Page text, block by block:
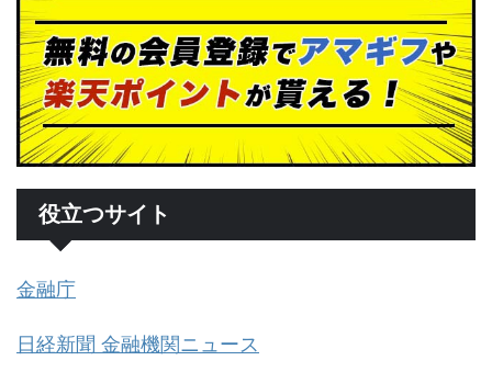
役立つサイト
金融庁
日経新聞 金融機関ニュース